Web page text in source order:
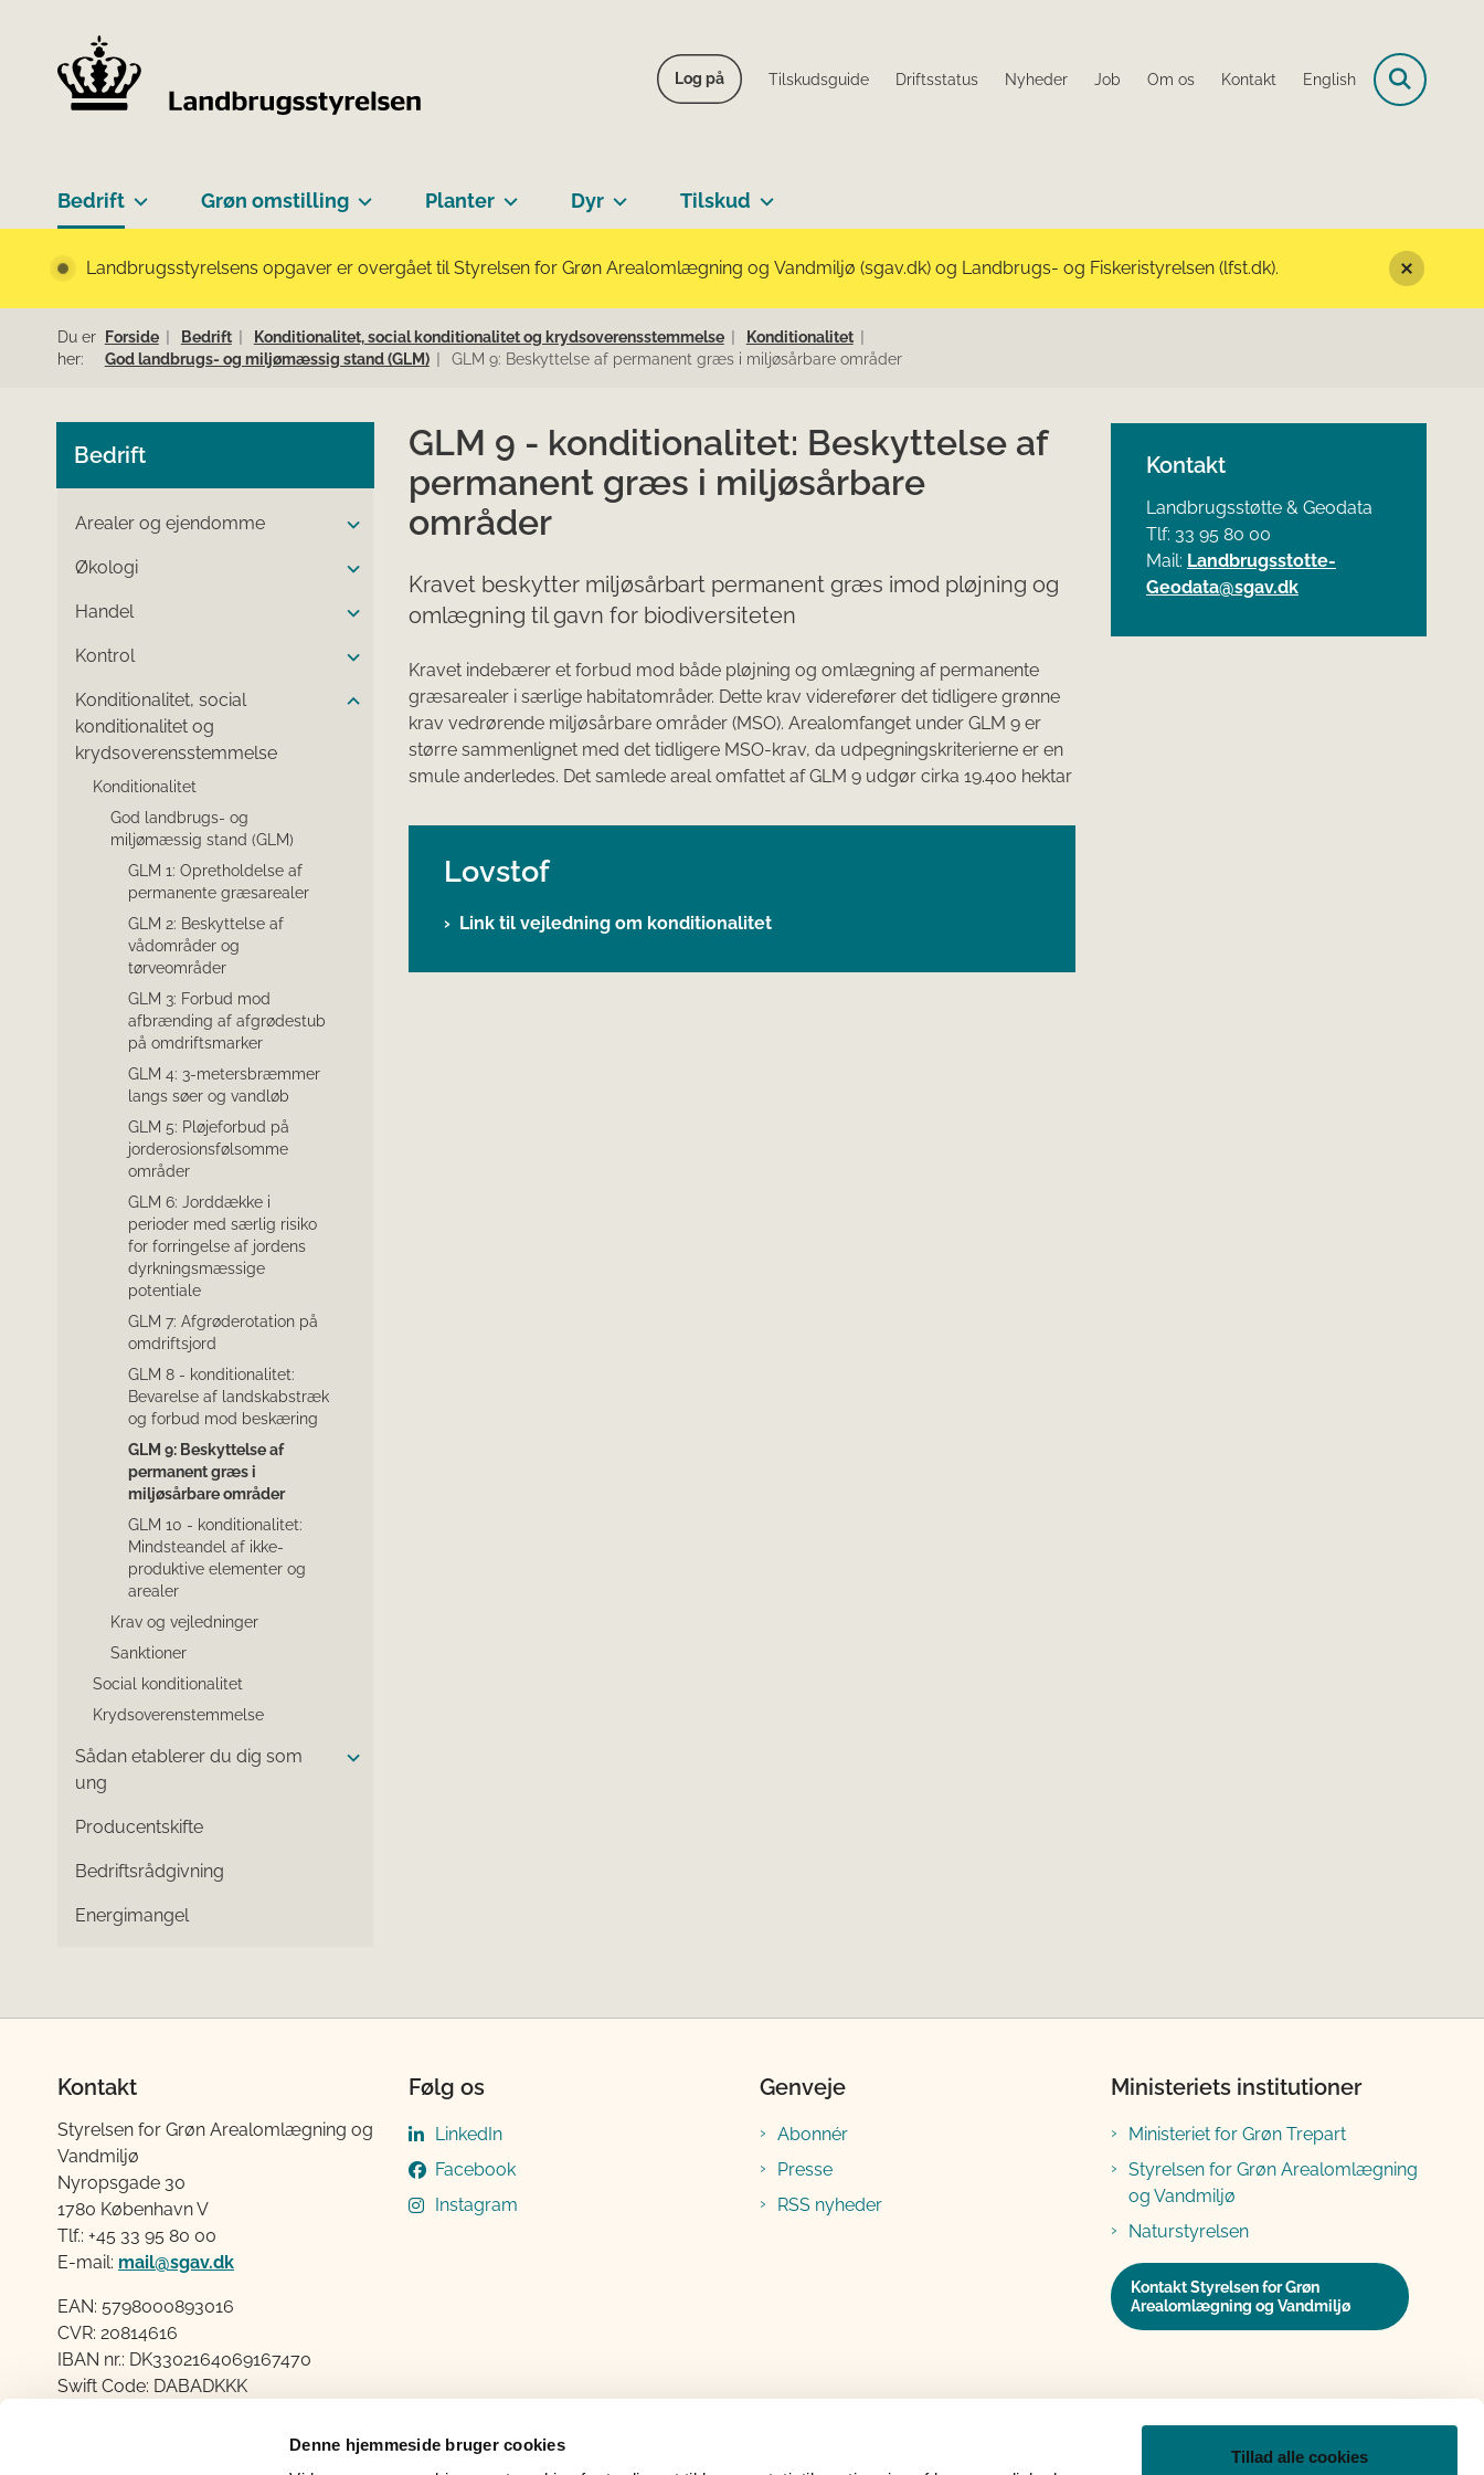
Denne hjemmeside bruger cookies
Tillad alle cookies
Log på Tilskudsguide Driftsstatus Nyheder Job Om os Kontakt English
Bedrift Grøn omstilling Planter Dyr Tilskud
Landbrugsstyrelsens opgaver er overgået til Styrelsen for Grøn Arealomlægning og Vandmiljø (sgav.dk) og Landbrugs- og Fiskeristyrelsen (lfst.dk).
Du er
her:
Forside Bedrift Konditionalitet, social konditionalitet og krydsoverensstemmelse
Konditionalitet
God landbrugs- og miljømæssig stand (GLM)
GLM 9: Beskyttelse af permanent græs i miljøsårbare områder
Bedrift
Arealer og ejendomme
Økologi
Handel
Kontrol
Konditionalitet, social
konditionalitet og
krydsoverensstemmelse
Konditionalitet
God landbrugs- og
miljømæssig stand (GLM)
GLM 1: Opretholdelse af
permanente græsarealer
GLM 2: Beskyttelse af
vådområder og
tørveområder
GLM 3: Forbud mod
afbrænding af afgrødestub
på omdriftsmarker
GLM 4: 3-metersbræmmer
langs søer og vandløb
GLM 5: Pløjeforbud på
jorderosionsfølsomme
områder
GLM 6: Jorddække i
perioder med særlig risiko
for forringelse af jordens
dyrkningsmæssige
potentiale
GLM 7: Afgrøderotation på
omdriftsjord
GLM 8 - konditionalitet:
Bevarelse af landskabstræk
og forbud mod beskæring
GLM 9: Beskyttelse af
permanent græs i
miljøsårbare områder
GLM 10 - konditionalitet:
Mindsteandel af ikke-
produktive elementer og
arealer
Krav og vejledninger
Sanktioner
Social konditionalitet
Krydsoverenstemmelse
Sådan etablerer du dig som
ung
Producentskifte
Bedriftsrådgivning
Energimangel
GLM 9 - konditionalitet: Beskyttelse af
permanent græs i miljøsårbare
områder
Kravet beskytter miljøsårbart permanent græs imod pløjning og
omlægning til gavn for biodiversiteten
Kravet indebærer et forbud mod både pløjning og omlægning af permanente
græsarealer i særlige habitatområder. Dette krav viderefører det tidligere grønne
krav vedrørende miljøsårbare områder (MSO). Arealomfanget under GLM 9 er
større sammenlignet med det tidligere MSO-krav, da udpegningskriterierne er en
smule anderledes. Det samlede areal omfattet af GLM 9 udgør cirka 19.400 hektar
Lovstof
Link til vejledning om konditionalitet
Kontakt
Landbrugsstøtte & Geodata
Tlf: 33 95 80 00
Mail: Landbrugsstotte-
Geodata@sgav.dk
Kontakt
Styrelsen for Grøn Arealomlægning og
Vandmiljø
Nyropsgade 30
1780 København V
Tlf.: +45 33 95 80 00
E-mail: mail@sgav.dk
EAN: 5798000893016
CVR: 20814616
IBAN nr.: DK3302164069167470
Swift Code: DABADKKK
Følg os
LinkedIn
Facebook
Instagram
Genveje
Abonnér
Presse
RSS nyheder
Ministeriets institutioner
Ministeriet for Grøn Trepart
Styrelsen for Grøn Arealomlægning
og Vandmiljø
Naturstyrelsen
Kontakt Styrelsen for Grøn
Arealomlægning og Vandmiljø